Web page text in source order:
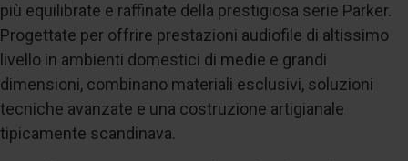
più equilibrate e raffinate della prestigiosa serie Parker.
Progettate per offrire prestazioni audiofile di altissimo
livello in ambienti domestici di medie e grandi
dimensioni, combinano materiali esclusivi, soluzioni
tecniche avanzate e una costruzione artigianale
tipicamente scandinava.